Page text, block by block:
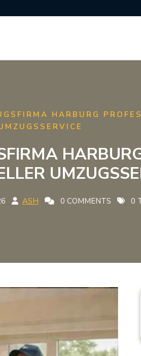
HARBURG
ASH 0 COMMENTS 0